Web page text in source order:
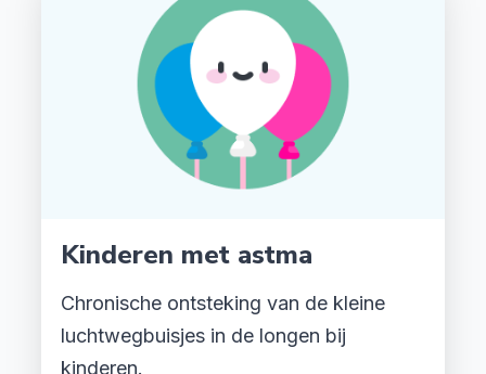
Kinderen met astma
Chronische ontsteking van de kleine
luchtwegbuisjes in de longen bij
kinderen.